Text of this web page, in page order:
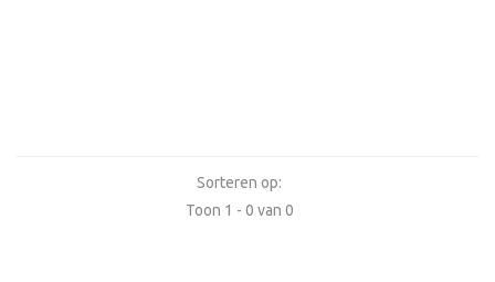
Sorteren op:
Toon 1 - 0 van 0